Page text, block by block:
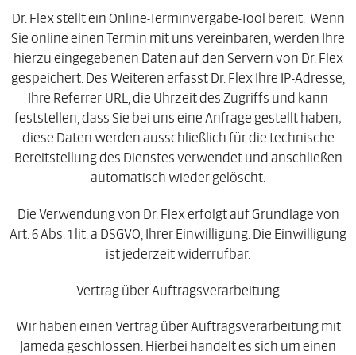
Dr. Flex stellt ein Online-Terminvergabe-Tool bereit. Wenn
Sie online einen Termin mit uns vereinbaren, werden Ihre
hierzu eingegebenen Daten auf den Servern von Dr. Flex
gespeichert. Des Weiteren erfasst Dr. Flex Ihre IP-Adresse,
Ihre Referrer-URL, die Uhrzeit des Zugriffs und kann
feststellen, dass Sie bei uns eine Anfrage gestellt haben;
diese Daten werden ausschließlich für die technische
Bereitstellung des Dienstes verwendet und anschließen
automatisch wieder gelöscht.
Die Verwendung von Dr. Flex erfolgt auf Grundlage von
Art. 6 Abs. 1 lit. a DSGVO, Ihrer Einwilligung. Die Einwilligung
ist jederzeit widerrufbar.
Vertrag über Auftragsverarbeitung
Wir haben einen Vertrag über Auftragsverarbeitung mit
Jameda geschlossen. Hierbei handelt es sich um einen